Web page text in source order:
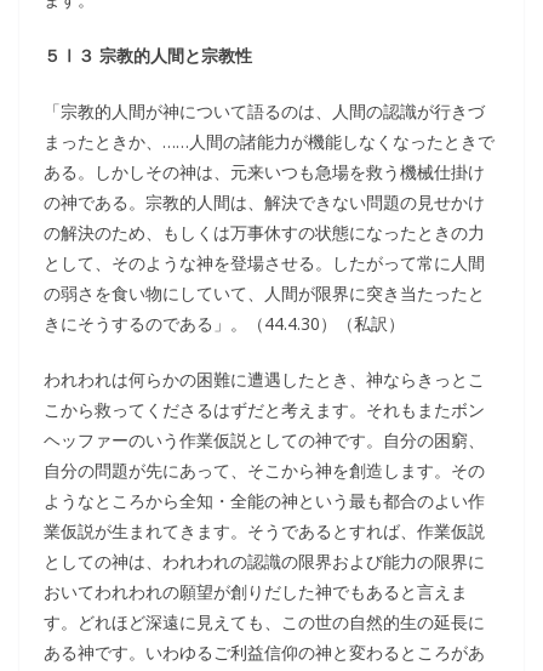
５Ⅰ３ 宗教的人間と宗教性
「宗教的人間が神について語るのは、人間の認識が行きづ
まったときか、……人間の諸能力が機能しなくなったときで
ある。しかしその神は、元来いつも急場を救う機械仕掛け
の神である。宗教的人間は、解決できない問題の見せかけ
の解決のため、もしくは万事休すの状態になったときの力
として、そのような神を登場させる。したがって常に人間
の弱さを食い物にしていて、人間が限界に突き当たったと
きにそうするのである」。（44.4.30）（私訳）
われわれは何らかの困難に遭遇したとき、神ならきっとこ
こから救ってくださるはずだと考えます。それもまたボン
ヘッファーのいう作業仮説としての神です。自分の困窮、
自分の問題が先にあって、そこから神を創造します。その
ようなところから全知・全能の神という最も都合のよい作
業仮説が生まれてきます。そうであるとすれば、作業仮説
としての神は、われわれの認識の限界および能力の限界に
おいてわれわれの願望が創りだした神でもあると言えま
す。どれほど深遠に見えても、この世の自然的生の延長に
ある神です。いわゆるご利益信仰の神と変わるところがあ